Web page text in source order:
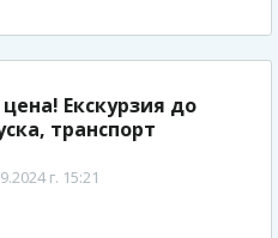
Екскурзия до
транспорт
г. 15:21